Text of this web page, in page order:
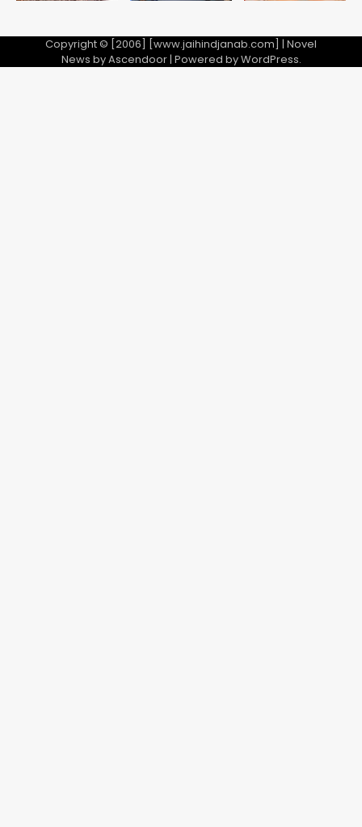
शेयर बाजार में निवेश के नाम पर 4.75 लाख की
ठगी, आरोपी ओडिशा से गिरफ्तार
Copyright © [2006] [www.jaihindjanab.com] | Novel
News byAscendoor| Powered byWordPress.